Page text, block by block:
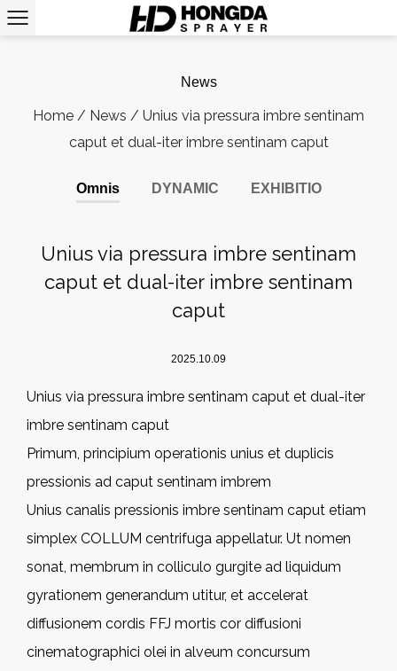
News
Home / News / Unius via pressura imbre sentinam
caput et dual-iter imbre sentinam caput
Omnis DYNAMIC EXHIBITIO
Unius via pressura imbre sentinam
caput et dual-iter imbre sentinam
caput
2025.10.09
Unius via pressura imbre sentinam caput et dual-iter
imbre sentinam caput
Primum, principium operationis unius et duplicis
pressionis ad caput sentinam imbrem
Unius canalis pressionis imbre sentinam caput etiam
simplex COLLUM centrifuga appellatur. Ut nomen
sonat, membrum in colliculo gurgite ad liquidum
gyrationem generandum utitur, et accelerat
diffusionem cordis FFJ mortis cor diffusioni
cinematographici olei in alveum concursum